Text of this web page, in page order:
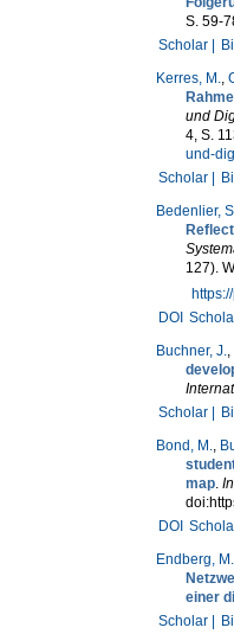
S. 59-
Scholar |
Kerres, M.,
und
4, S.
und-
Scholar |
Bedenlier,
127).
DOI
Buchner, J.,
Scholar |
Bond, M.,
map.
DOI
Endberg, M.
einer
Scholar |